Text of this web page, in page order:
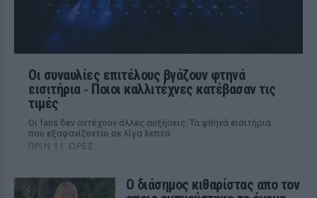
Οι συναυλίες επιτέλους βγάζουν φτηνά
εισιτήρια ‑ Ποιοι καλλιτέχνες κατέβασαν τις
τιμές
Οι fans δεν αντέχουν άλλες αυξήσεις: Τα φθηνά εισιτήρια
που εξαφανίζονται σε λίγα λεπτά
ΠΡΙΝ 11 ΏΡΕΣ
Ο διάσημος κιθαρίστας απο τον